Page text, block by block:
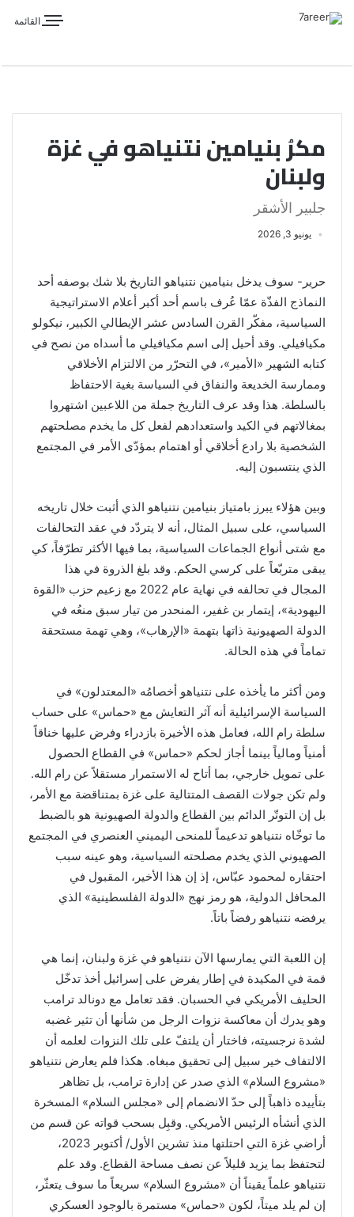
القائمة
مكرُ بنيامين نتنياهو في غزة
ولبنان
جلبير الأشقر
يونيو 3, 2026
حرير- سوف يدخل بنيامين نتنياهو التاريخ بلا شك بوصفه أحد
النماذج الفذّة عمّا عُرف باسم أحد أكبر أعلام الاستراتيجية
السياسية، مفكّر القرن السادس عشر الإيطالي الكبير، نيكولو
مكيافيلي. وقد أحيل إلى اسم مكيافيلي ما أسداه من نصح في
كتابه الشهير «الأمير»، في التحرّر من الالتزام الأخلاقي
وممارسة الخديعة والنفاق في السياسة بغية الاحتفاظ
بالسلطة. هذا وقد عرف التاريخ جملة من اللاعبين اشتهروا
بمغالاتهم في الكيد واستعدادهم لفعل كل ما يخدم مصلحتهم
الشخصية بلا رادع أخلاقي أو اهتمام بمؤدّى الأمر في المجتمع
الذي ينتسبون إليه.
وبين هؤلاء يبرز بامتياز بنيامين نتنياهو الذي أثبت خلال تاريخه
السياسي، على سبيل المثال، أنه لا يتردّد في عقد التحالفات
مع شتى أنواع الجماعات السياسية، بما فيها الأكثر تطرّفاً، كي
يبقى متربّعاً على كرسي الحكم. وقد بلغ الذروة في هذا
المجال في تحالفه في نهاية عام 2022 مع زعيم حزب «القوة
اليهودية»، إيتمار بن غفير، المنحدر من تيار سبق منعُه في
الدولة الصهيونية ذاتها بتهمة «الإرهاب»، وهي تهمة مستحقة
تماماً في هذه الحالة.
ومن أكثر ما يأخذه على نتنياهو أخصامُه «المعتدلون» في
السياسة الإسرائيلية أنه آثر التعايش مع «حماس» على حساب
سلطة رام الله، فعامل هذه الأخيرة بازدراء وفرض عليها خناقاً
أمنياً ومالياً بينما أجاز لحكم «حماس» في القطاع الحصول
على تمويل خارجي، بما أتاح له الاستمرار مستقلاً عن رام الله.
ولم تكن جولات القصف المتتالية على غزة بمتناقضة مع الأمر،
بل إن التوتّر الدائم بين القطاع والدولة الصهيونية هو بالضبط
ما توخّاه نتنياهو تدعيماً للمنحى اليميني العنصري في المجتمع
الصهيوني الذي يخدم مصلحته السياسية، وهو عينه سبب
احتقاره لمحمود عبّاس، إذ إن هذا الأخير، المقبول في
المحافل الدولية، هو رمز نهج «الدولة الفلسطينية» الذي
يرفضه نتنياهو رفضاً باتاً.
إن اللعبة التي يمارسها الآن نتنياهو في غزة ولبنان، إنما هي
قمة في المكيدة في إطار يفرض على إسرائيل أخذ تدخّل
الحليف الأمريكي في الحسبان. فقد تعامل مع دونالد ترامب
وهو يدرك أن معاكسة نزوات الرجل من شأنها أن تثير غضبه
لشدة نرجسيته، فاختار أن يلتفّ على تلك النزوات لعلمه أن
الالتفاف خير سبيل إلى تحقيق مبغاه. هكذا فلم يعارض نتنياهو
«مشروع السلام» الذي صدر عن إدارة ترامب، بل تظاهر
بتأييده ذاهباً إلى حدّ الانضمام إلى «مجلس السلام» المسخرة
الذي أنشأه الرئيس الأمريكي. وقبِل بسحب قواته عن قسم من
أراضي غزة التي احتلتها منذ تشرين الأول/ أكتوبر 2023،
لتحتفظ بما يزيد قليلاً عن نصف مساحة القطاع. وقد علم
نتنياهو علماً يقيناً أن «مشروع السلام» سريعاً ما سوف يتعثّر،
إن لم يلد ميتاً، لكون «حماس» مستمرة بالوجود العسكري